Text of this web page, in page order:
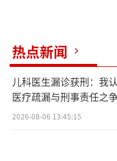
热点新闻
儿科医生漏诊获刑：我
医疗疏漏与刑事责任之
2026-08-06 13:45:15